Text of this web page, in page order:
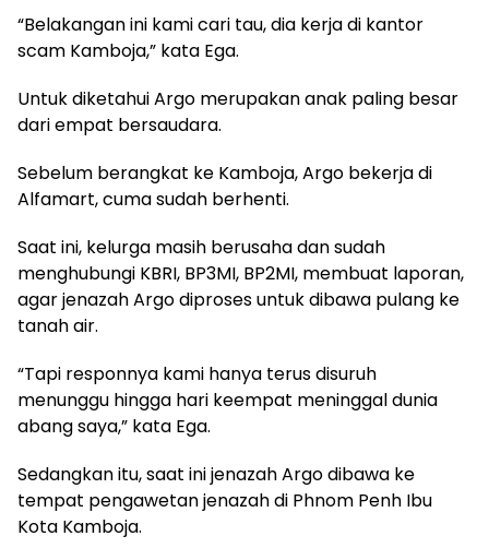
“Belakangan ini kami cari tau, dia kerja di kantor
scam Kamboja,” kata Ega.
Untuk diketahui Argo merupakan anak paling besar
dari empat bersaudara.
Sebelum berangkat ke Kamboja, Argo bekerja di
Alfamart, cuma sudah berhenti.
Saat ini, kelurga masih berusaha dan sudah
menghubungi KBRI, BP3MI, BP2MI, membuat laporan,
agar jenazah Argo diproses untuk dibawa pulang ke
tanah air.
“Tapi responnya kami hanya terus disuruh
menunggu hingga hari keempat meninggal dunia
abang saya,” kata Ega.
Sedangkan itu, saat ini jenazah Argo dibawa ke
tempat pengawetan jenazah di Phnom Penh Ibu
Kota Kamboja.